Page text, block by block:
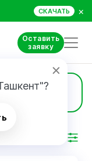
СКАЧАТЬ ×
Оставить
заявку
13